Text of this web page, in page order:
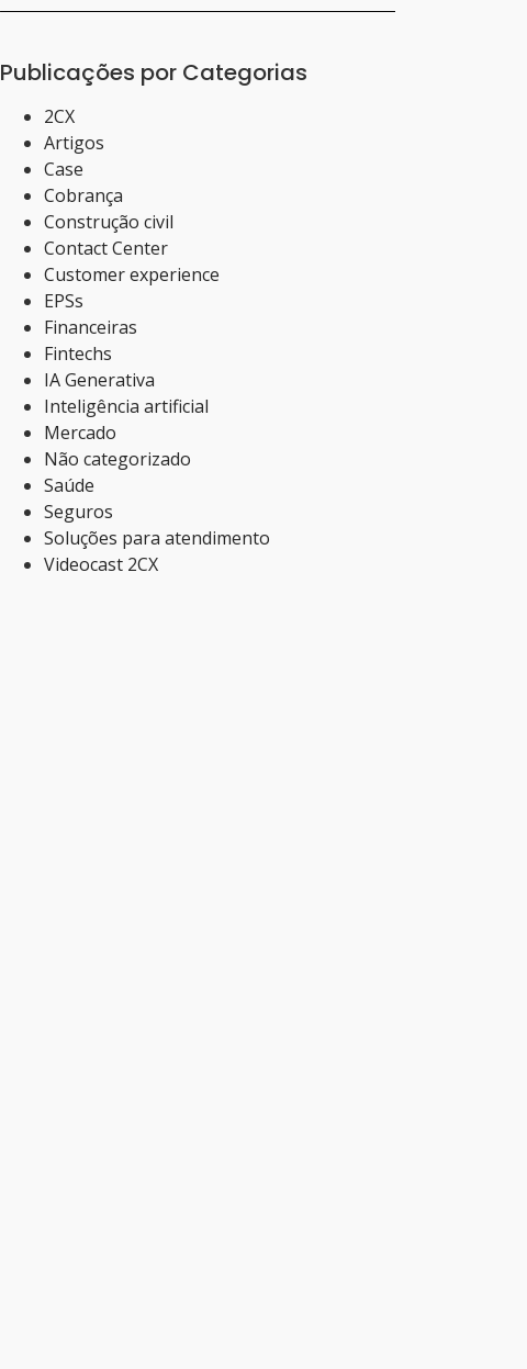
Publicações por Categorias
2CX
Artigos
Case
Cobrança
Construção civil
Contact Center
Customer experience
EPSs
Financeiras
Fintechs
IA Generativa
Inteligência artificial
Mercado
Não categorizado
Saúde
Seguros
Soluções para atendimento
Videocast 2CX